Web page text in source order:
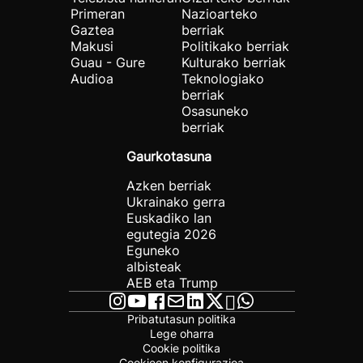
Primeran
Gaztea
Makusi
Guau - Gure
Audioa
Nazioarteko
berriak
Politikako berriak
Kulturako berriak
Teknologiako
berriak
Osasuneko
berriak
Gaurkotasuna
Azken berriak
Ukrainako gerra
Euskadiko lan
egutegia 2026
Eguneko
albisteak
AEB eta Trump
Pribatutasun politika
Lege oharra
Cookie politika